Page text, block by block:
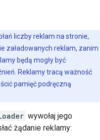
liczby reklam na stronie,
załadowanych reklam, zanim
będą mogły być
Reklamy tracą ważność
pamięć podręczną
wywołaj jego
żądanie reklamy: